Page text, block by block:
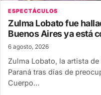
ESPECTÁCULOS
Zulma Lobato fue
Buenos Aires ya está
6 agosto, 2026
Zulma Lobato, la artista
Paraná tras días de
Cuerpo…